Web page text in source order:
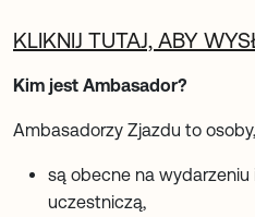
KLIKNIJ TUTAJ, ABY
Kim jest Ambasador?
Ambasadorzy Zjazdu to
są obecne na
uczestniczą,